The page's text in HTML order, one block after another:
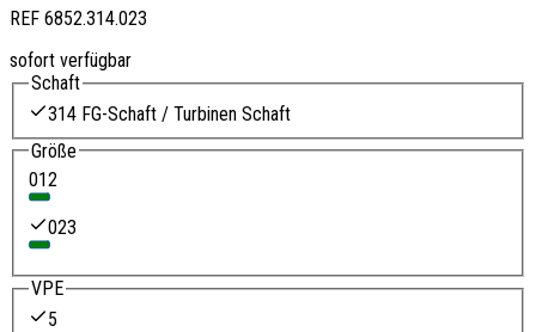
REF 6852.314.023
sofort verfügbar
Schaft
314 FG-Schaft / Turbinen Schaft
Größe
012
023
VPE
5